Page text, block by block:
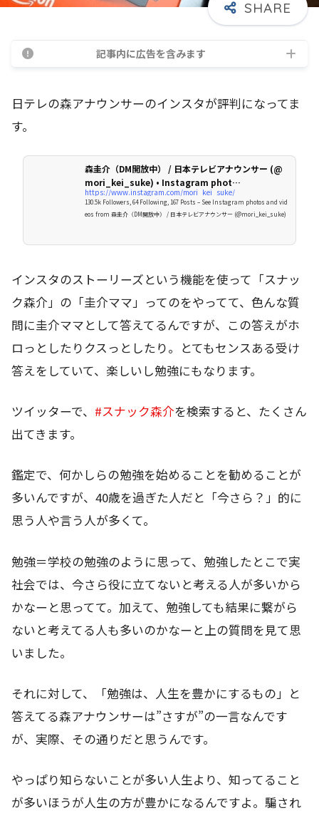
記事内に広告を含みます
日テレの森アナウンサーのインスタが評判になってま
す。
森圭介（DM開放中） / 日本テレビアナウンサー (@
mori_kei_suke) • Instagram phot…
https://www.instagram.com/mori_kei_suke/
130.5k Followers, 64 Following, 167 Posts – See Instagram photos and vid
eos from 森圭介（DM開放中） / 日本テレビアナウンサー (@mori_kei_suke)
インスタのストーリーズという機能を使って「スナッ
ク森介」の「圭介ママ」ってのをやってて、色んな質
問に圭介ママとして答えてるんですが、この答えがホ
ロっとしたりクスっとしたり。とてもセンスある受け
答えをしていて、楽しいし勉強にもなります。
ツイッターで、 #スナック森介を検索すると、たくさん
出てきます。
鑑定で、何かしらの勉強を始めることを勧めることが
多いんですが、40歳を過ぎた人だと「今さら？」的に
思う人や言う人が多くて。
勉強＝学校の勉強のように思って、勉強したとこで実
社会では、今さら役に立てないと考える人が多いから
かなーと思ってて。加えて、勉強しても結果に繋がら
ないと考えてる人も多いのかなーと上の質問を見て思
いました。
それに対して、「勉強は、人生を豊かにするもの」と
答えてる森アナウンサーは”さすが”の一言なんです
が、実際、その通りだと思うんです。
やっぱり知らないことが多い人生より、知ってること
が多いほうが人生の方が豊かになるんですよ。騙され